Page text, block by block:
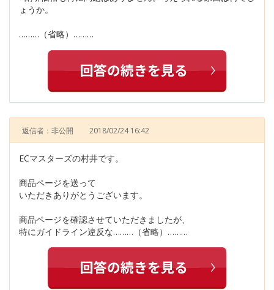
ょうか。
………（省略）………
返信者：非公開 2018/02/24 16:42
ECマスターズの村井です。
商品ページを送って
いただきありがとうございます。
商品ページを確認させていただきましたが、
特にガイドライン違反な………（省略）………